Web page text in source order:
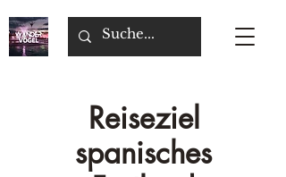
Reiseziel
spanisches